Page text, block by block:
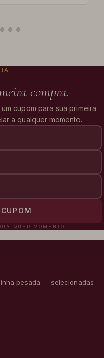
compra.
cupom para sua primeira
a qualquer momento.
MOMENTO
pesada — selecionadas